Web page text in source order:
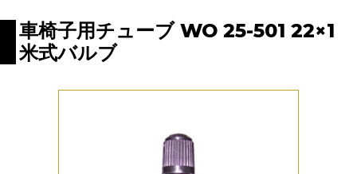
車椅子用チューブ WO 25-501 22×1
米式バルブ